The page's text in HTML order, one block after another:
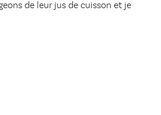
de leur jus de cuisson et je